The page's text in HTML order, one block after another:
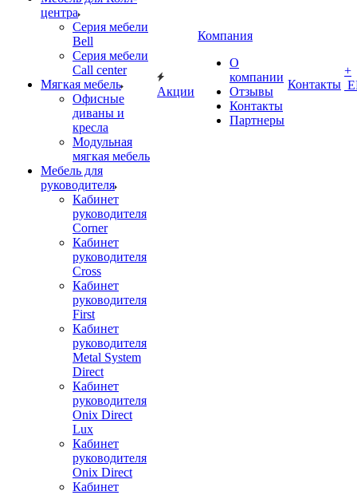
центра
Серия мебели
Bell
Серия мебели
Call center
Мягкая мебель
Офисные
диваны и
кресла
Модульная
мягкая мебель
Мебель для
руководителя
Кабинет
руководителя
Corner
Кабинет
руководителя
Cross
Кабинет
руководителя
First
Кабинет
руководителя
Metal System
Direct
Кабинет
руководителя
Onix Direct
Lux
Кабинет
руководителя
Onix Direct
Кабинет
Акции
Компания
О
компании
Отзывы
Контакты
Партнеры
Контакты
+